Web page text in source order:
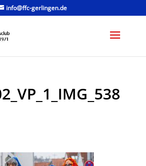
info@ffc-gerlingen.de